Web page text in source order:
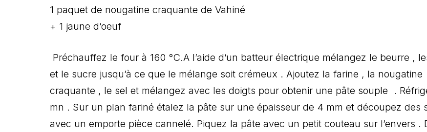
1 paquet de nougatine craquante de Vahiné
+ 1 jaune dʼoeuf
Préchauffez le four à 160 °C.A lʼaide dʼun batteur électrique mélangez le beurre ,
et le sucre jusquʼà ce que le mélange soit crémeux . Ajoutez la farine , la nougatine
craquante , le sel et mélangez avec les doigts pour obtenir une pâte souple .
mn . Sur un plan fariné étalez la pâte sur une épaisseur de 4 mm et découpez des
avec un emporte pièce cannelé. Piquez la pâte avec un petit couteau sur lʼenvers .